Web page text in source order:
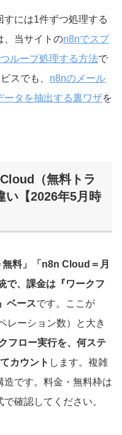
には1件ずつ処理する
、当サイトのn8nでスプ
ループ処理する方法で
スでも、 n8nのメール
ータを抽出する裏ワザを
（無料トラ
【2026年5月時
料」「n8n Cloud＝月
で、課金は『ワークフ
ベースです。ここが
レーション数）と大き
フロー実行を、何ステ
カウント します。複雑
造です。料金・無料枠は
確認してください。